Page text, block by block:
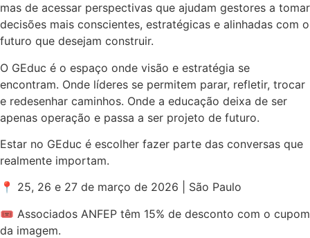
mas de acessar perspectivas que ajudam gestores a tomar
decisões mais conscientes, estratégicas e alinhadas com o
futuro que desejam construir.
O GEduc é o espaço onde visão e estratégia se
encontram. Onde líderes se permitem parar, refletir, trocar
e redesenhar caminhos. Onde a educação deixa de ser
apenas operação e passa a ser projeto de futuro.
Estar no GEduc é escolher fazer parte das conversas que
realmente importam.
📍 25, 26 e 27 de março de 2026 | São Paulo
🎟️ Associados ANFEP têm 15% de desconto com o cupom
da imagem.